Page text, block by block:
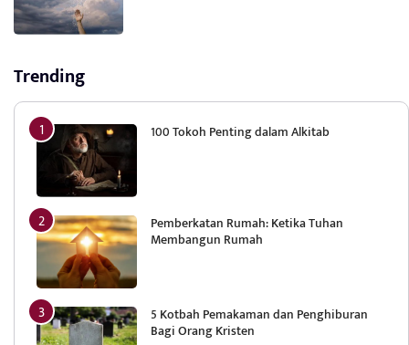
Trending
100 Tokoh Penting dalam Alkitab
Pemberkatan Rumah: Ketika Tuhan
Membangun Rumah
5 Kotbah Pemakaman dan Penghiburan
Bagi Orang Kristen